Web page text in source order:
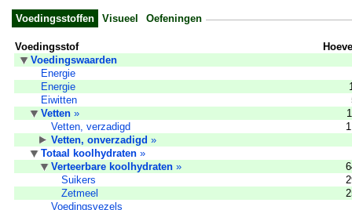
Voedingsstoffen Visueel Oefeningen
Voedingsstof
Voedingswaarden
Energie
Energie
Eiwitten
Vetten »
Vetten, verzadigd
Vetten, onverzadigd »
Totaal koolhydraten »
Verteerbare koolhydraten »
Suikers
Zetmeel
Voedingsvezels